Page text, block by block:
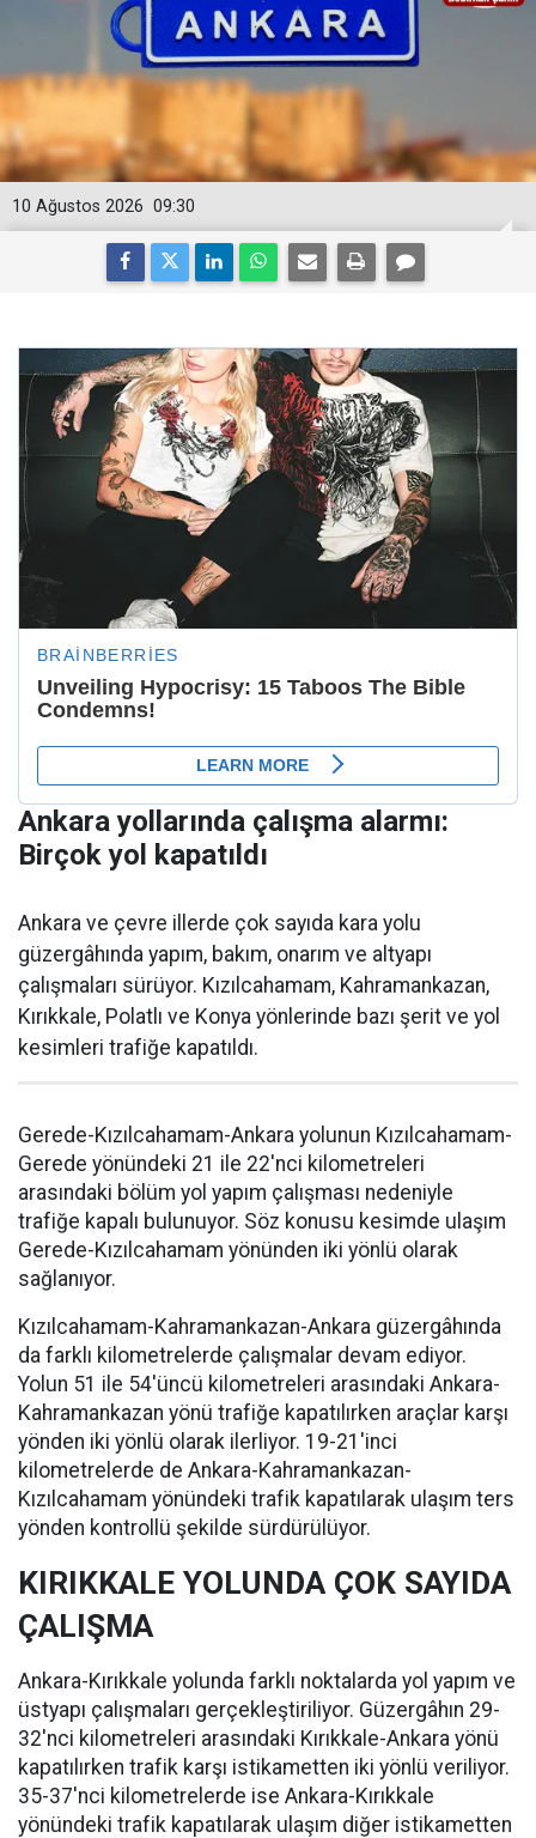
09:30
10 Ağustos 2026
Ankara yollarında çalışma alarmı:
Birçok yol kapatıldı
Ankara ve çevre illerde çok sayıda kara yolu
güzergâhında yapım, bakım, onarım ve altyapı
çalışmaları sürüyor. Kızılcahamam, Kahramankazan,
Kırıkkale, Polatlı ve Konya yönlerinde bazı şerit ve yol
kesimleri trafiğe kapatıldı.
Gerede-Kızılcahamam-Ankara yolunun Kızılcahamam-
Gerede yönündeki 21 ile 22'nci kilometreleri
arasındaki bölüm yol yapım çalışması nedeniyle
trafiğe kapalı bulunuyor. Söz konusu kesimde ulaşım
Gerede-Kızılcahamam yönünden iki yönlü olarak
sağlanıyor.
Kızılcahamam-Kahramankazan-Ankara güzergâhında
da farklı kilometrelerde çalışmalar devam ediyor.
Yolun 51 ile 54'üncü kilometreleri arasındaki Ankara-
Kahramankazan yönü trafiğe kapatılırken araçlar karşı
yönden iki yönlü olarak ilerliyor. 19-21'inci
kilometrelerde de Ankara-Kahramankazan-
Kızılcahamam yönündeki trafik kapatılarak ulaşım ters
yönden kontrollü şekilde sürdürülüyor.
KIRIKKALE YOLUNDA ÇOK SAYIDA
ÇALIŞMA
Ankara-Kırıkkale yolunda farklı noktalarda yol yapım ve
üstyapı çalışmaları gerçekleştiriliyor. Güzergâhın 29-
32'nci kilometreleri arasındaki Kırıkkale-Ankara yönü
kapatılırken trafik karşı istikametten iki yönlü veriliyor.
35-37'nci kilometrelerde ise Ankara-Kırıkkale
yönündeki trafik kapatılarak ulaşım diğer istikametten